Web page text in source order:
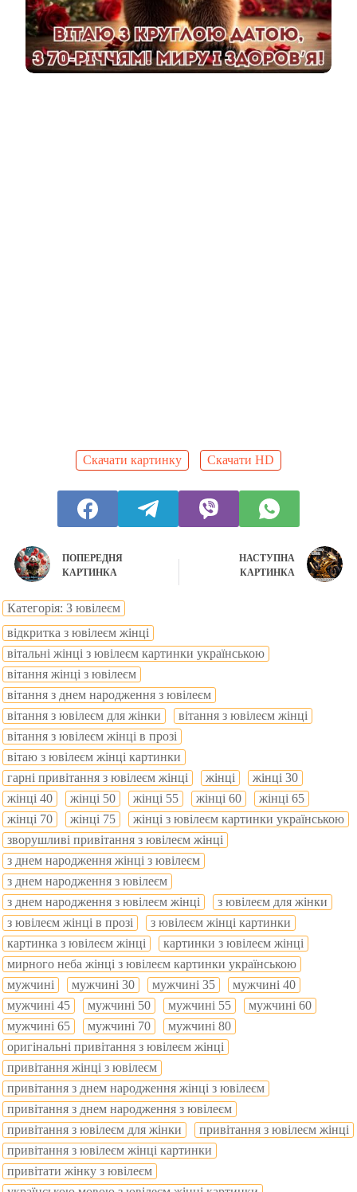
Скачати картинку Скачати HD
ПОПЕРЕДНЯ
КАРТИНКА
НАСТУПНА
КАРТИНКА
Категорія: З ювілеєм
відкритка з ювілеєм жінці
вітальні жінці з ювілеєм картинки українською
вітання жінці з ювілеєм
вітання з днем народження з ювілеєм
вітання з ювілеєм для жінки
вітання з ювілеєм жінці
вітання з ювілеєм жінці в прозі
вітаю з ювілеєм жінці картинки
гарні привітання з ювілеєм жінці
жінці
жінці 30
жінці 40
жінці 50 жінці 55 жінці 60
жінці 65
жінці 70
жінці 75
жінці з ювілеєм картинки українською
зворушливі привітання з ювілеєм жінці
з днем народження жінці з ювілеєм
з днем народження з ювілеєм
з днем народження з ювілеєм жінці
з ювілеєм для жінки
з ювілеєм жінці в прозі
з ювілеєм жінці картинки
картинка з ювілеєм жінці
картинки з ювілеєм жінці
мирного неба жінці з ювілеєм картинки українською
мужчині
мужчині 30 мужчині 35
мужчині 40
мужчині 45
мужчині 50 мужчині 55
мужчині 60
мужчині 65
мужчині 70
мужчині 80
оригінальні привітання з ювілеєм жінці
привітання жінці з ювілеєм
привітання з днем народження жінці з ювілеєм
привітання з днем народження з ювілеєм
привітання з ювілеєм для жінки
привітання з ювілеєм жінці
привітання з ювілеєм жінці картинки
привітати жінку з ювілеєм